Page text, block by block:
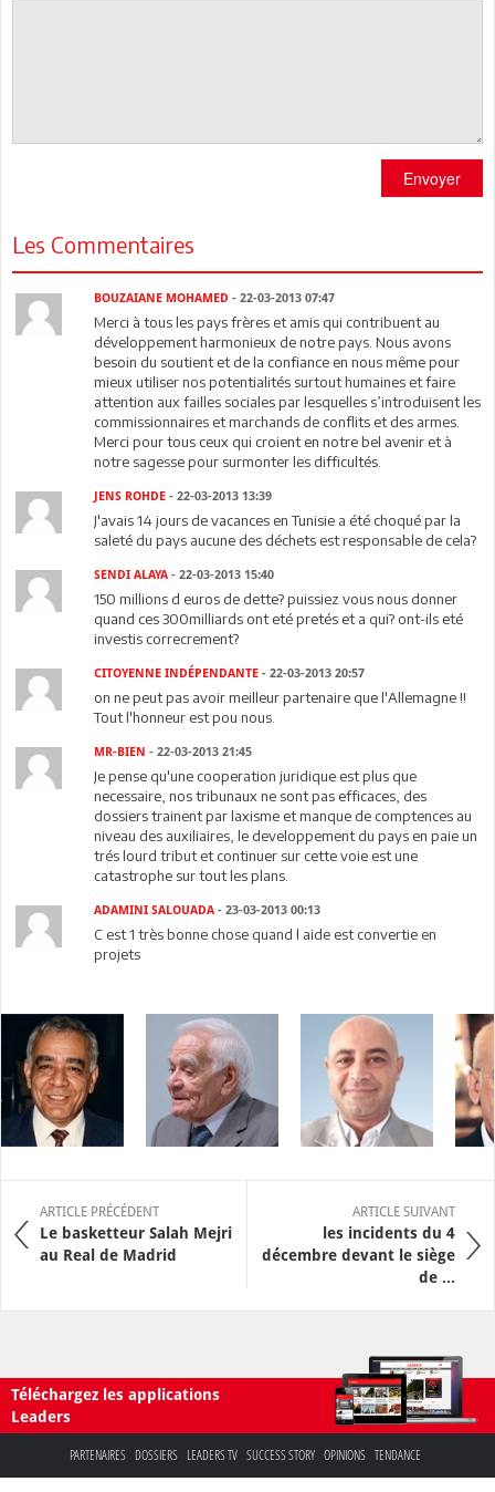
Envoyer
Les Commentaires
BOUZAIANE MOHAMED - 22-03-2013 07:47
Merci à tous les pays frères et amis qui contribuent au
développement harmonieux de notre pays. Nous avons
besoin du soutient et de la confiance en nous même pour
mieux utiliser nos potentialités surtout humaines et faire
attention aux failles sociales par lesquelles s’introduisent les
commissionnaires et marchands de conflits et des armes.
Merci pour tous ceux qui croient en notre bel avenir et à
notre sagesse pour surmonter les difficultés.
JENS ROHDE - 22-03-2013 13:39
J'avais 14 jours de vacances en Tunisie a été choqué par la
saleté du pays aucune des déchets est responsable de cela?
SENDI ALAYA- 22-03-2013 15:40
150 millions d euros de dette? puissiez vous nous donner
quand ces 300milliards ont eté pretés et a qui? ont-ils eté
investis correcrement?
CITOYENNE INDÉPENDANTE - 22-03-2013 20:57
on ne peut pas avoir meilleur partenaire que l'Allemagne !!
Tout l'honneur est pou nous.
MR-BIEN - 22-03-2013 21:45
Je pense qu'une cooperation juridique est plus que
necessaire, nos tribunaux ne sont pas efficaces, des
dossiers trainent par laxisme et manque de comptences au
niveau des auxiliaires, le developpement du pays en paie un
trés lourd tribut et continuer sur cette voie est une
catastrophe sur tout les plans.
ADAMINI SALOUADA- 23-03-2013 00:13
C est 1 très bonne chose quand l aide est convertie en
projets
ARTICLE PRÉCÉDENT
Le basketteur Salah Mejri
au Real de Madrid
ARTICLE SUIVANT
les incidents du 4
décembre devant le siège
de ...
Téléchargez les applications
Leaders
PARTENAIRES DOSSIERS LEADERS TV SUCCESS STORY OPINIONS TENDANCE